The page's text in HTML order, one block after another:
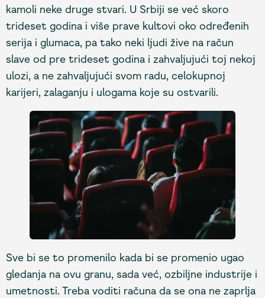
kamoli neke druge stvari. U Srbiji se već skoro
trideset godina i više prave kultovi oko određenih
serija i glumaca, pa tako neki ljudi žive na račun
slave od pre trideset godina i zahvaljujući toj nekoj
ulozi, a ne zahvaljujući svom radu, celokupnoj
karijeri, zalaganju i ulogama koje su ostvarili.
Sve bi se to promenilo kada bi se promenio ugao
gledanja na ovu granu, sada već, ozbiljne industrije i
umetnosti. Treba voditi računa da se ona ne zaprlja